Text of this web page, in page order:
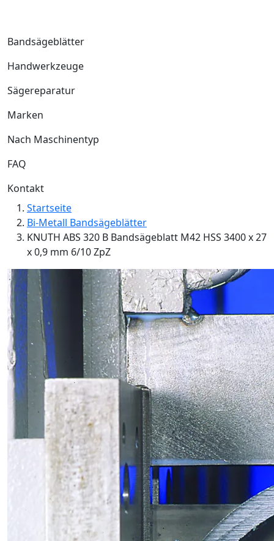
Bandsägeblätter
Handwerkzeuge
Sägereparatur
Marken
Nach Maschinentyp
FAQ
Kontakt
Startseite
Bi-Metall Bandsägeblätter
KNUTH ABS 320 B Bandsägeblatt M42 HSS 3400 x 27
x 0,9 mm 6/10 ZpZ